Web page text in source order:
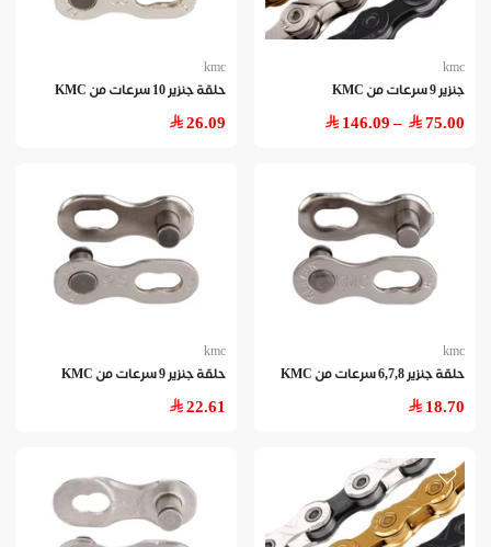
kmc
جنزير 9 سرعات من KMC
75.00
– 146.09
kmc
حلقة جنزير 10 سرعات من KMC
26.09
kmc
حلقة جنزير 6,7,8 سرعات من KMC
18.70
kmc
حلقة جنزير 9 سرعات من KMC
22.61